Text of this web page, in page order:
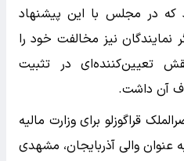
که در مجلس با این پیشنهاد
نمایندگان نیز مخالفت خود را
تعیین‌کننده‌ای در تثبیت
آن داشت.
قراگوزلو برای وزارت مالیه
عنوان والی آذربایجان، مشهدی